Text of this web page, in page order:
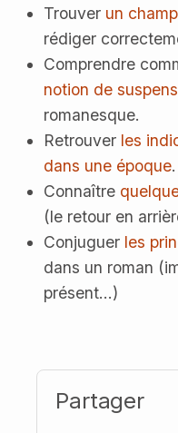
Trouver un
rédiger
Comprendre
notion de
romanesque.
Retrouver les
dans une époque.
Connaître
(le retour en
Conjuguer les
dans un roman
présent...)
Partager